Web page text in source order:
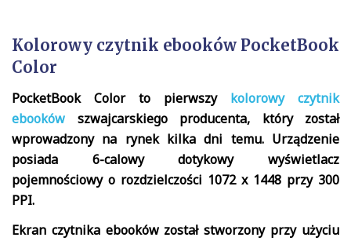
Kolorowy czytnik ebooków PocketBook
Color
PocketBook Color to pierwszy kolorowy czytnik
ebooków szwajcarskiego producenta, który został
wprowadzony na rynek kilka dni temu. Urządzenie
posiada 6-calowy dotykowy wyświetlacz
pojemnościowy o rozdzielczości 1072 x 1448 przy 300
PPI.
Ekran czytnika ebooków został stworzony przy użyciu